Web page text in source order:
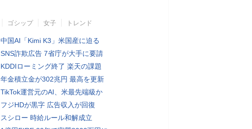
ゴシップ 女子 トレンド
中国AI「Kimi K3」米国産に迫る
SNS詐欺広告 7省庁が大手に要請
KDDIローミング終了 楽天の課題
年金積立金が302兆円 最高を更新
TikTok運営元のAI、米最先端級か
フジHDが黒字 広告収入が回復
スシロー 時給ルール和解成立